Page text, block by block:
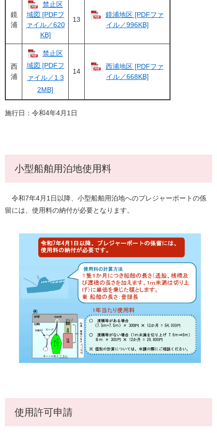
鏡
浦
禁止区
域図 [PDFフ
ァイル／620
KB]
13
鏡浦地区 [PDFファ
イル／996KB]
西
浦
禁止区
域図 [PDFフ
ァイル／1.3
2MB]
14
西浦地区 [PDFファ
イル／668KB]
施行日：令和4年4月1日
小型船舶用泊地使用料
令和7年4月1日以降、小型船舶用泊地へのプレジャーボートの係
留には、使用料の納付が必要となります。
使用許可申請